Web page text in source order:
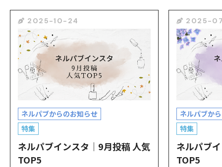
2025-10-24
ネルパブからのお知らせ
特集
ネルパブインスタ｜9月投稿 人気
TOP5
2025-
ネルパブか
特集
ネルパブ
TOP5